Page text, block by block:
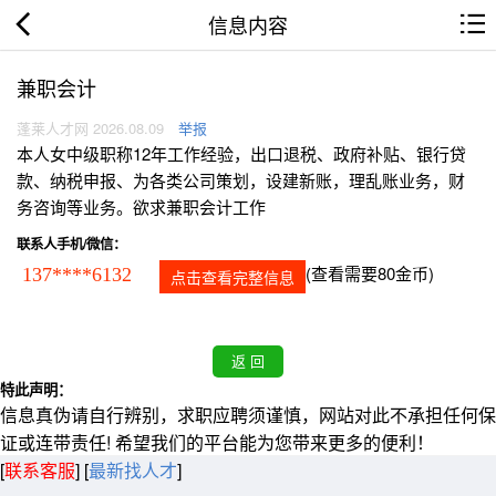
信息内容
兼职会计
蓬莱人才网 2026.08.09 举报
本人女中级职称12年工作经验，出口退税、政府补贴、银行贷
款、纳税申报、为各类公司策划，设建新账，理乱账业务，财
务咨询等业务。欲求兼职会计工作
联系人手机/微信：
137****6132 点击查看完整信息 (查看需要80金币)
特此声明：
信息真伪请自行辨别，求职应聘须谨慎，网站对此不承担任何保
证或连带责任! 希望我们的平台能为您带来更多的便利！
[联系客服] [最新找人才]